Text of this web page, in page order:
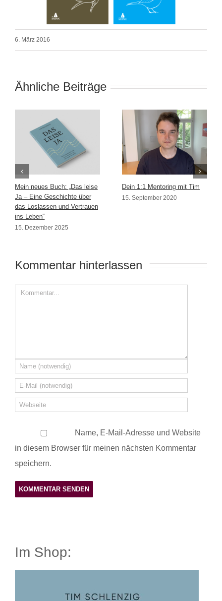
6. März 2016
Ähnliche Beiträge
Mein neues Buch: „Das leise
Ja – Eine Geschichte über
das Loslassen und Vertrauen
ins Leben“
15. Dezember 2025
Dein 1:1 Mentoring mit Tim
15. September 2020
Kommentar hinterlassen
Name, E-Mail-Adresse und Website
in diesem Browser für meinen nächsten Kommentar
speichern.
Im Shop: